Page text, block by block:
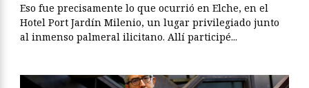
Eso fue precisamente lo que ocurrió en Elche, en el
Hotel Port Jardín Milenio, un lugar privilegiado junto
al inmenso palmeral ilicitano. Allí participé...